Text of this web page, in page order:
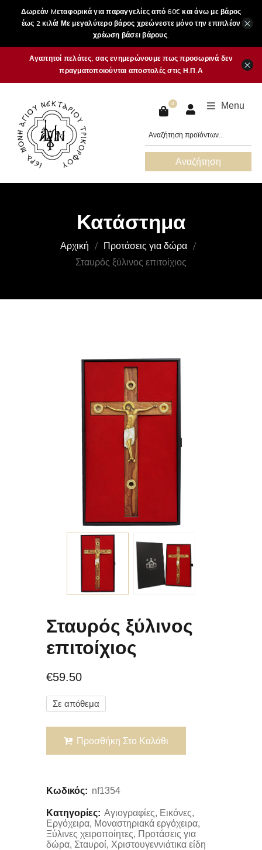
Δωρεάν Mεταφορικά για παραγγελίες από 60€ και άνω με βάρος
έως 2 κιλά! Με μεγαλύτερο βάρος χρεώνεστε μόνο την επιπλέον
χρέωση βάσει βάρους.
×
Αγαπητοί πελάτες, σας ενημερώνουμε πως προσωρινά δεν
πραγματοποιούνται αποστολές στις Η.Π.Α
×
0 Menu
Αναζήτηση
Κατάστημα
Αρχική
Προτάσεις για δώρα
Σταυρός ξύλινος επιτοίχιος
Σταυρός ξύλινος
επιτοίχιος
€59.50
Σε απόθεμα
Προσθήκη Στο Καλάθι
Κωδικός: nf1354
Κατηγορίες: Αγιογραφίες, Εικόνες,
Εργόχειρα, Μοναστηριακά εργόχειρα,
Ξύλινες χειροποίητες, Προτάσεις για
δώρα, Σταυροί, Χριστουγεννιάτικα είδη